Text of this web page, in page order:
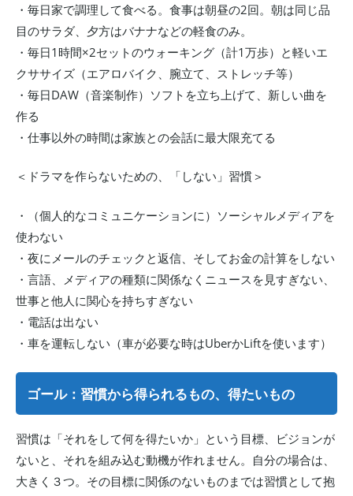
・毎日家で調理して食べる。食事は朝昼の2回。朝は同じ品
目のサラダ、夕方はバナナなどの軽食のみ。
・毎日1時間×2セットのウォーキング（計1万歩）と軽いエ
クササイズ（エアロバイク、腕立て、ストレッチ等）
・毎日DAW（音楽制作）ソフトを立ち上げて、新しい曲を
作る
・仕事以外の時間は家族との会話に最大限充てる
＜ドラマを作らないための、「しない」習慣＞
・（個人的なコミュニケーションに）ソーシャルメディアを
使わない
・夜にメールのチェックと返信、そしてお金の計算をしない
・言語、メディアの種類に関係なくニュースを見すぎない、
世事と他人に関心を持ちすぎない
・電話は出ない
・車を運転しない（車が必要な時はUberかLiftを使います）
ゴール：習慣から得られるもの、得たいもの
習慣は「それをして何を得たいか」という目標、ビジョンが
ないと、それを組み込む動機が作れません。自分の場合は、
大きく３つ。その目標に関係のないものまでは習慣として抱